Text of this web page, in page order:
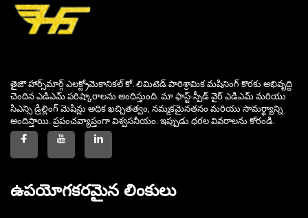
తైజౌ హార్స్‌మార్గ్ ఎలక్ట్రోమెకానికల్ కో. లిమిటెడ్ పారిశ్రామిక మషినింగ్ కొరకు అభివృద్ధి
చెందిన ఎడిఎమ్ పరిష్కారాలను అందిస్తుంది. మా ఫాస్ట్-స్పీడ్ వైర్ ఎడిఎమ్ మరియు
సిఎన్సి డ్రిల్లింగ్ మెషిన్లు అధిక ఖచ్చితత్వం, నమ్మకమైనతనం మరియు సామర్థ్యాన్ని
అందిస్తాయి. ప్రపంచవ్యాప్తంగా విశ్వసనీయం. ఇప్పుడు ధరల వివరాలను కోరండి.
ఉపయోగకరమైన లింకులు